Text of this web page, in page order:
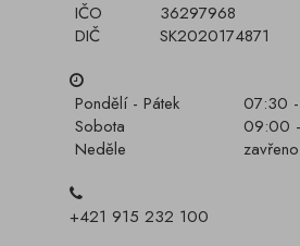
IČO
36297968
DIČ
SK2020174871
Pondělí - Pátek
07:30
Sobota
09:00
Neděle
zavřeno
+421 915 232 100